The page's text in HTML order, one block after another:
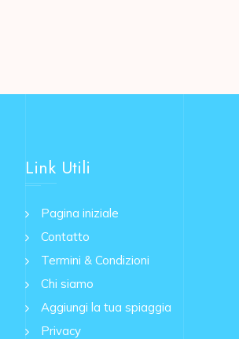
Link Utili
Pagina iniziale
Contatto
Termini & Condizioni
Chi siamo
Aggiungi la tua spiaggia
Privacy